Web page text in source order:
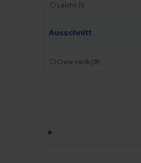
Leicht (1)
Ausschnitt
Crew neck (9)